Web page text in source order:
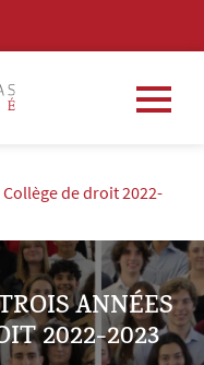
de droit 2022-
ANNÉES
2022-2023